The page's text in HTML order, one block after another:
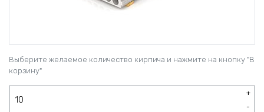
Выберите желаемое количество кирпича и нажмите на кнопку "В
корзину"
+
-